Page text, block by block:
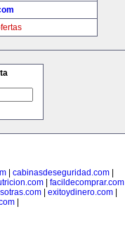
| cabinasdeseguridad.com|
facildecomprar.com
exitoydinero.com